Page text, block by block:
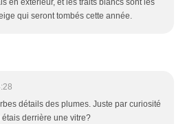
en extérieur, et les traits blancs sont les
qui seront tombés cette année.
détails des plumes. Juste par curiosité
derrière une vitre?